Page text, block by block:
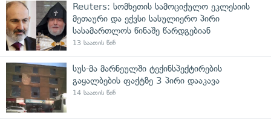
Reuters: სომხეთის სამოციქულო ეკლესიის
მეთაური და ექვსი სასულიერო პირი
სასამართლოს წინაშე წარდგებიან
13 საათის წინ
სუს-მა მარნეულში ტექინსპექტირების
გაყალბების ფაქტზე 3 პირი დააკავა
14 საათის წინ